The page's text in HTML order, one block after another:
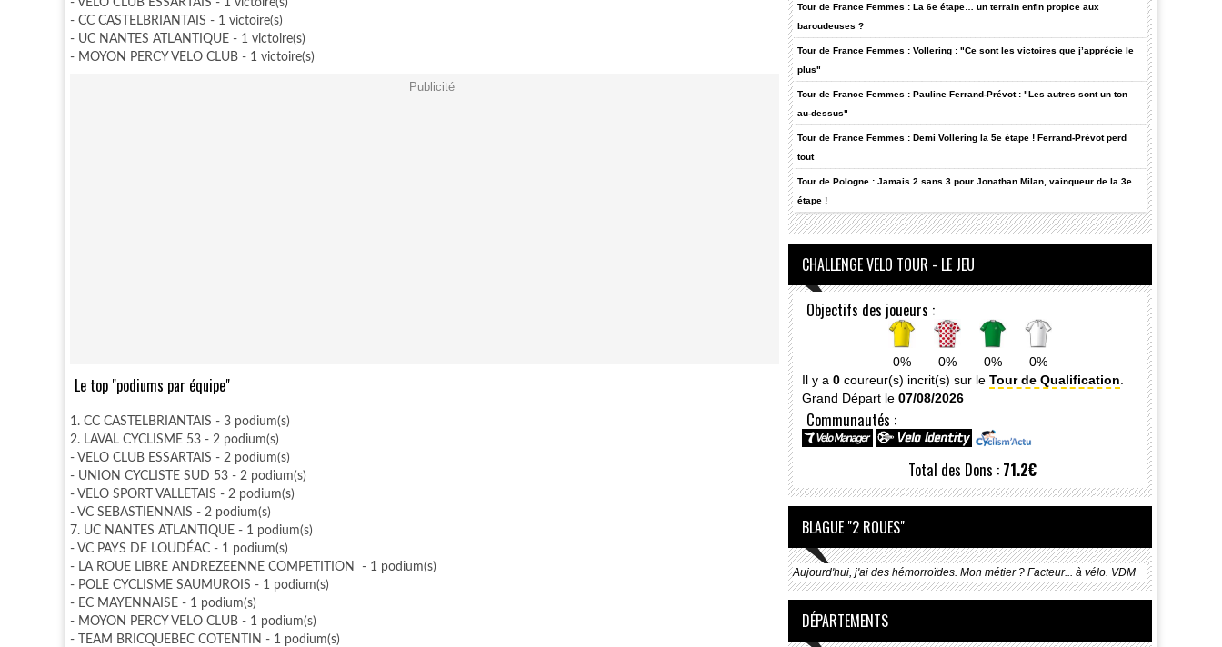
- VELO CLUB ESSARTAIS - 1 victoire(s)
- CC CASTELBRIANTAIS - 1 victoire(s)
- UC NANTES ATLANTIQUE - 1 victoire(s)
- MOYON PERCY VELO CLUB - 1 victoire(s)
Publicité
Le top "podiums par équipe"
1. CC CASTELBRIANTAIS - 3 podium(s)
2. LAVAL CYCLISME 53 - 2 podium(s)
- VELO CLUB ESSARTAIS - 2 podium(s)
- UNION CYCLISTE SUD 53 - 2 podium(s)
- VELO SPORT VALLETAIS - 2 podium(s)
- VC SEBASTIENNAIS - 2 podium(s)
7. UC NANTES ATLANTIQUE - 1 podium(s)
- VC PAYS DE LOUDÉAC - 1 podium(s)
- LA ROUE LIBRE ANDREZEENNE COMPETITION - 1 podium(s)
- POLE CYCLISME SAUMUROIS - 1 podium(s)
- EC MAYENNAISE - 1 podium(s)
- MOYON PERCY VELO CLUB - 1 podium(s)
- TEAM BRICQUEBEC COTENTIN - 1 podium(s)
Tour de France Femmes : La 6e étape… un terrain enfin propice aux
baroudeuses ?
Tour de France Femmes : Vollering : "Ce sont les victoires que j’apprécie le
plus"
Tour de France Femmes : Pauline Ferrand-Prévot : "Les autres sont un ton
au-dessus"
Tour de France Femmes : Demi Vollering la 5e étape ! Ferrand-Prévot perd
tout
Tour de Pologne : Jamais 2 sans 3 pour Jonathan Milan, vainqueur de la 3e
étape !
CHALLENGE VELO TOUR - LE JEU
Objectifs des joueurs :
0% 0% 0%
0%
Il y a 0 coureur(s) incrit(s) sur le Tour de Qualification.
Grand Départ le 07/08/2026
Communautés :
Total des Dons : 71.2€
BLAGUE "2 ROUES"
Aujourd'hui, j'ai des hémorroïdes. Mon métier ? Facteur... à vélo. VDM
DÉPARTEMENTS